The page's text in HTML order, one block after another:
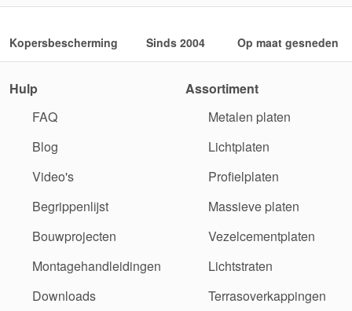
Kopersbescherming Sinds 2004 Op maat gesneden
Hulp
FAQ
Blog
Video's
Begrippenlijst
Bouwprojecten
Montagehandleidingen
Downloads
Assortiment
Metalen platen
Lichtplaten
Profielplaten
Massieve platen
Vezelcementplaten
Lichtstraten
Terrasoverkappingen